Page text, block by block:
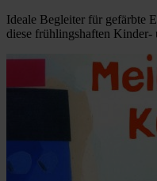
Ideale Begleiter für gefärbte
diese frühlingshaften Kinder-